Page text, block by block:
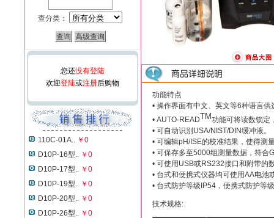
查分类：
您还没有登陆
欢迎登陆或注册后购物
110C-01A.. ￥0
D10P-16型.. ￥0
D10P-17型.. ￥0
D10P-19型.. ￥0
D10P-20型.. ￥0
D10P-26型.. ￥0
功能特点
• 操作界面有中文、英文等6种语言供
• AUTO-READTM功能可将读数锁定
• 可自动识别USA/NIST/DIN缓冲液。
• 可编辑pH/ISE的校准结果，使得测
• 可保存多至5000组测量数据，符合
• 可使用USB或RS232接口和附带的
• 台式和便携式仪器均可使用AA电池
• 台式防护等级IP54，便携式防护等
技术规格: